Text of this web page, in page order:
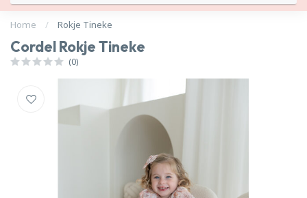
Home / Rokje Tineke
Cordel Rokje Tineke
(0)